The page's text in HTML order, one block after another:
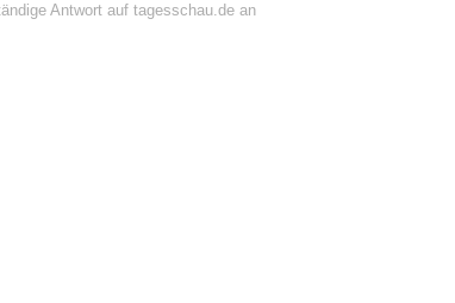
Antwort auf tagesschau.de an